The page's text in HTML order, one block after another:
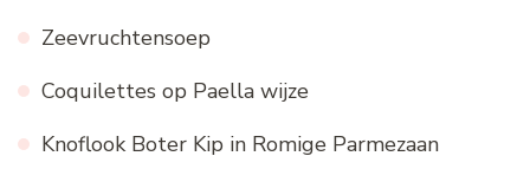
Zeevruchtensoep
Coquilettes op Paella wijze
Knoflook Boter Kip in Romige Parmezaan